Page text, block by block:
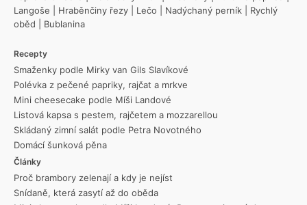
Langoše
Hraběnčiny řezy Lečo Nadýchaný perník
Rychlý
oběd
Bublanina
Recepty
Smaženky podle Mirky van Gils Slavíkové
Polévka z pečené papriky, rajčat a mrkve
Mini cheesecake podle Míši Landové
Listová kapsa s pestem, rajčetem a mozzarellou
Skládaný zimní salát podle Petra Novotného
Domácí šunková pěna
Články
Proč brambory zelenají a kdy je nejíst
Snídaně, která zasytí až do oběda